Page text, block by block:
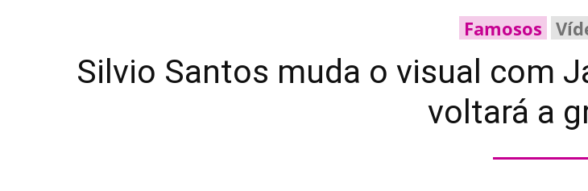
Famosos
Silvio Santos muda o visual com
voltará a